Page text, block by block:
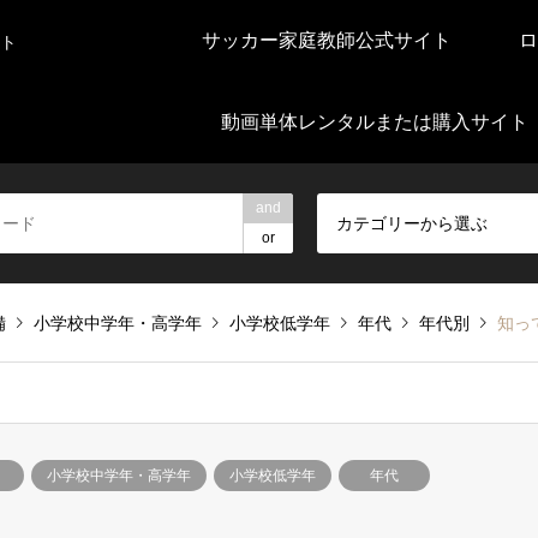
サッカー家庭教師公式サイト
動画単体レンタルまたは購入サイト
and
or
カテゴリーから選ぶ
小学校中学年・高学年 小学校低学年 年代 年代別 知っ
小学校中学年・高学年 小学校低学年 年代